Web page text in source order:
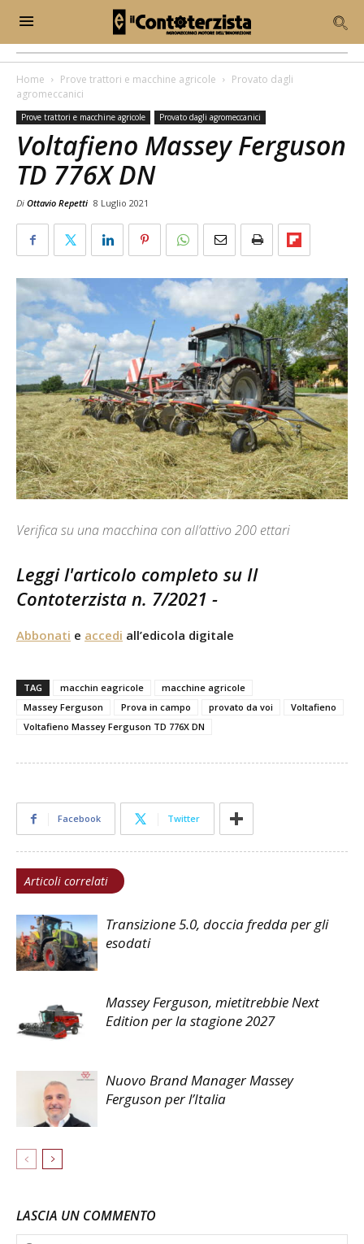
Home Prove trattori e macchine agricole
Provato dagli
agromeccanici
Prove trattori e macchine agricole Provato dagli agromeccanici
Voltafieno Massey Ferguson
TD 776X DN
Di Ottavio Repetti 8 Luglio 2021
Verifica su una macchina con all’attivo 200 ettari
Leggi l'articolo completo su Il
Contoterzista n. 7/2021 -
Abbonati e accedi all’edicola digitale
TAG macchin eagricole
macchine agricole
Massey Ferguson
Prova in campo provato da voi
Voltafieno
Voltafieno Massey Ferguson TD 776X DN
Facebook Twitter
Articoli correlati
Transizione 5.0, doccia fredda per gli
esodati
Massey Ferguson, mietitrebbie Next
Edition per la stagione 2027
Nuovo Brand Manager Massey
Ferguson per l’Italia
LASCIA UN COMMENTO